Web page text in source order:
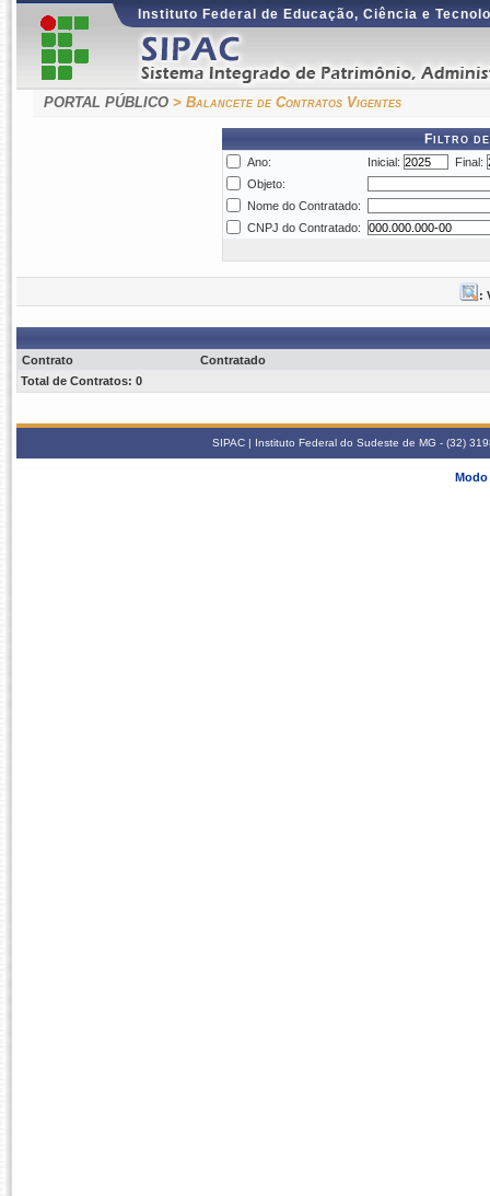
Instituto Federal de Educação, Ciência e
PORTAL PÚBLICO > Balancete de Contratos Vigentes
Filtro
Ano: Inicial:
Final:
Objeto:
Nome do Contratado:
CNPJ do Contratado:
:
Contrato
Contratado
Total de Contratos: 0
SIPAC | Instituto Federal do Sudeste de MG - (32)
Modo